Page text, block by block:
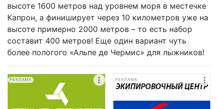
высоте 1600 метров над уровнем моря в местечке
Капрон, а финиширует через 10 километров уже на
высоте примерно 2000 метров – то есть набор
составит 400 метров! Еще один вариант чуть
более пологого «Альпе де Чермис» для лыжников!
РЕКЛАМА РЕКЛАМА